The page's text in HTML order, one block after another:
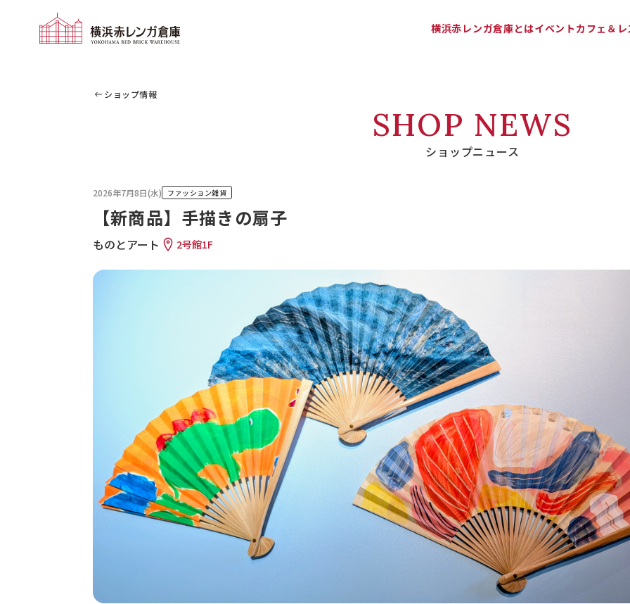
横浜赤レンガ倉庫とはイベントカフェ＆
ショップ情報
SHOP NEWS
ショップニュース
2026年7月8日(水) ファッション雑貨
【新商品】手描きの扇子
ものとアート 2号館1F